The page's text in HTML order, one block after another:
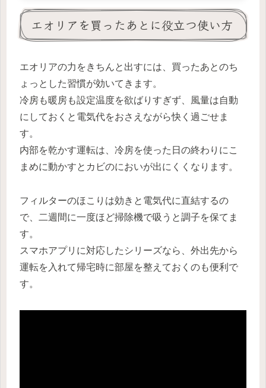
エオリアを買ったあとに役立つ使い方
エオリアの力をきちんと出すには、買ったあとのち
ょっとした習慣が効いてきます。
冷房も暖房も設定温度を欲ばりすぎず、風量は自動
にしておくと電気代をおさえながら快く過ごせま
す。
内部を乾かす運転は、冷房を使った日の終わりにこ
まめに動かすとカビのにおいが出にくくなります。
フィルターのほこりは効きと電気代に直結するの
で、二週間に一度ほど掃除機で吸うと調子を保てま
す。
スマホアプリに対応したシリーズなら、外出先から
運転を入れて帰宅時に部屋を整えておくのも便利で
す。